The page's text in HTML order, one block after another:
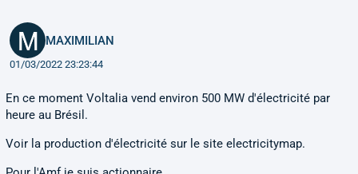
MAXIMILIAN
01/03/2022 23:23:44
En ce moment Voltalia vend environ 500 MW d'électricité par
heure au Brésil.
Voir la production d'électricité sur le site electricitymap.